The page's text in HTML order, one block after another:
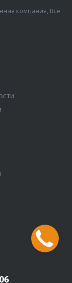
компания, Все